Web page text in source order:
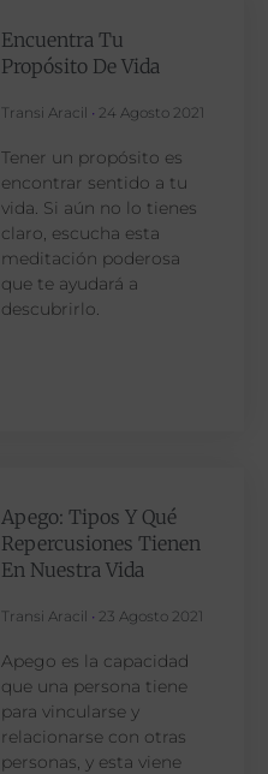
Encuentra Tu
Propósito De Vida
Transi Aracil 24 Agosto 2021
Tener un propósito es
encontrar sentido a tu
vida. Si aún no lo tienes
claro, escucha esta
meditación poderosa
que te ayudará a
descubrirlo.
Apego: Tipos Y Qué
Repercusiones Tienen
En Nuestra Vida
Transi Aracil 23 Agosto 2021
Apego es la capacidad
que una persona tiene
para vincularse y
relacionarse con otras
personas, y esta viene